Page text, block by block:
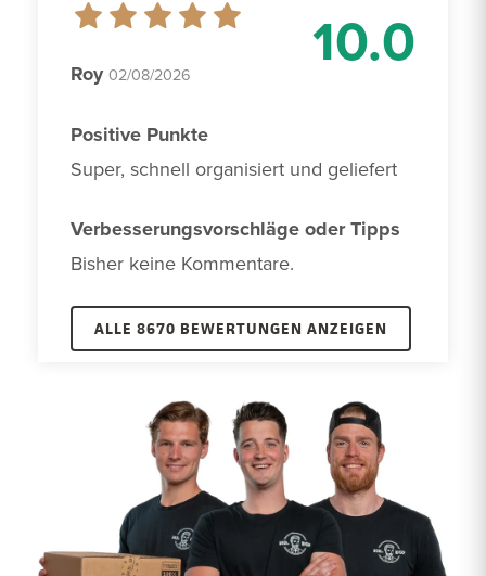
10.0
Roy 02/08/2026
Positive Punkte
Super, schnell organisiert und geliefert
Verbesserungsvorschläge oder Tipps
Bisher keine Kommentare.
ALLE 8670 BEWERTUNGEN ANZEIGEN